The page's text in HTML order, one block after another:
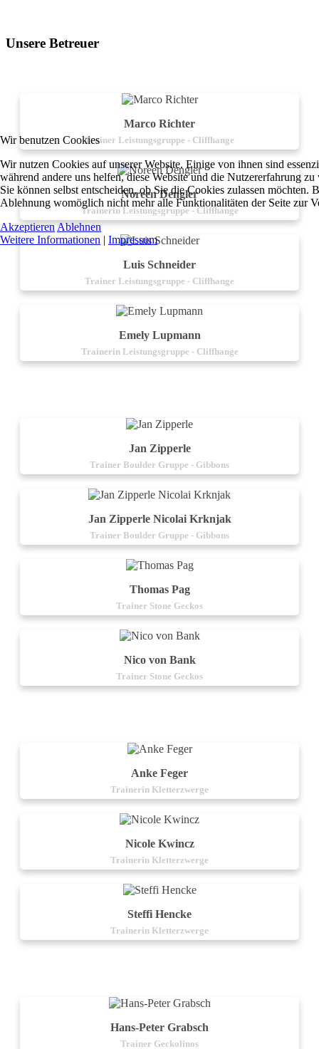
Unsere Betreuer
Marco Richter
Trainer Leistungsgruppe - Cliffhange
Noreen Dengler
Trainerin Leistungsgruppe - Cliffhange
Luis Schneider
Trainer Leistungsgruppe - Cliffhange
Emely Lupmann
Trainerin Leistungsgruppe - Cliffhange
Jan Zipperle
Trainer Boulder Gruppe - Gibbons
Jan Zipperle Nicolai Krknjak
Trainer Boulder Gruppe - Gibbons
Thomas Pag
Trainer Stone Geckos
Nico von Bank
Trainer Stone Geckos
Anke Feger
Trainerin Kletterzwerge
Nicole Kwincz
Trainerin Kletterzwerge
Steffi Hencke
Trainerin Kletterzwerge
Hans-Peter Grabsch
Trainer Geckolinos
Wir benutzen Cookies
Wir nutzen Cookies auf unserer Website. Einige von ihnen sind
während andere uns helfen, diese Website und die Nutzererfahrung
Sie können selbst entscheiden, ob Sie die Cookies zulassen möchten.
Ablehnung womöglich nicht mehr alle Funktionalitäten der Seite zur
AkzeptierenAblehnen
Weitere Informationen | Impressum